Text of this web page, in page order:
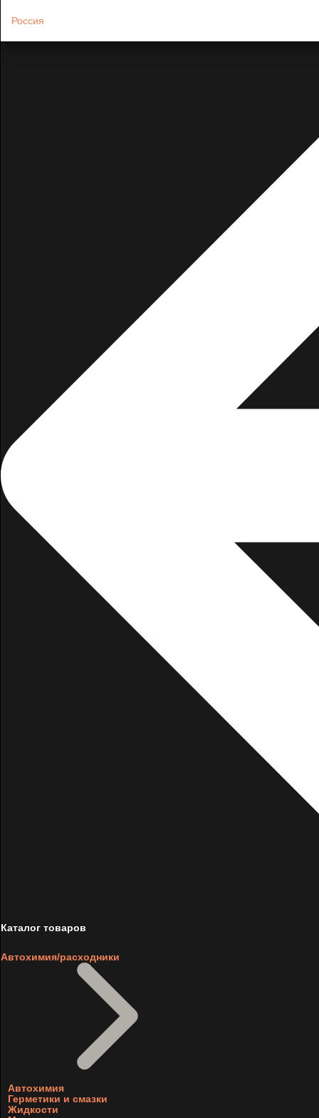
Россия
Каталог товаров
Автохимия/расходники
Автохимия
Герметики и смазки
Жидкости